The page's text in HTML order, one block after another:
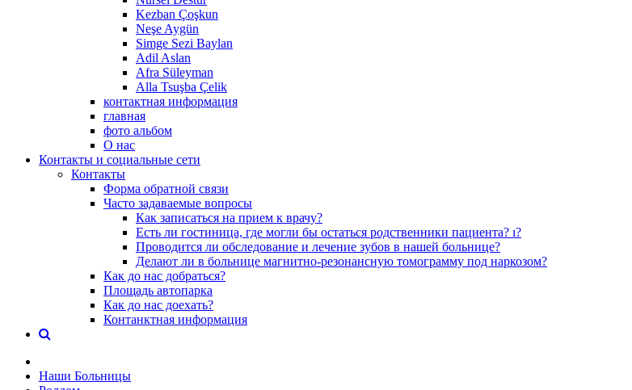
Kezban Çoşkun
Neşe Aygün
Simge Sezi Baylan
Adil Aslan
Afra Süleyman
Alla Tsuşba Çelik
контактная информация
главная
фото альбом
О нас
Контакты и социальные сети
Контакты
Форма обратной связи
Часто задаваемые вопросы
Как записаться на прием к врачу?
Есть ли гостиница, где могли бы остаться родственники пациента? ı?
Проводится ли обследование и лечение зубов в нашей больнице?
Делают ли в больнице магнитно-резонансную томограмму под наркозом?
Как до нас добраться?
Площадь автопарка
Как до нас доехать?
Контанктная информация
Наши Больницы